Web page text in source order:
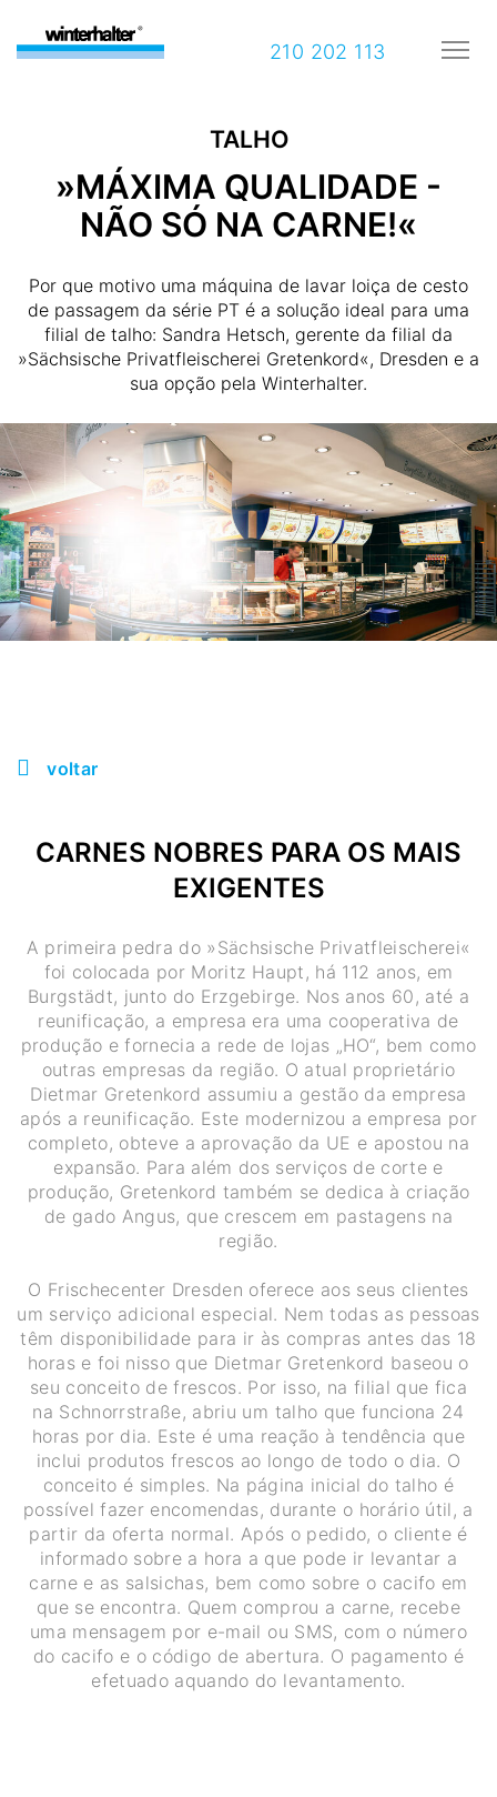
210 202 113
TALHO
»MÁXIMA QUALIDADE -
NÃO SÓ NA CARNE!«
Por que motivo uma máquina de lavar loiça de cesto
de passagem da série PT é a solução ideal para uma
filial de talho: Sandra Hetsch, gerente da filial da
»Sächsische Privatfleischerei Gretenkord«, Dresden e a
sua opção pela Winterhalter.
voltar
CARNES NOBRES PARA OS MAIS
EXIGENTES
A primeira pedra do »Sächsische Privatfleischerei«
foi colocada por Moritz Haupt, há 112 anos, em
Burgstädt, junto do Erzgebirge. Nos anos 60, até a
reunificação, a empresa era uma cooperativa de
produção e fornecia a rede de lojas „HO“, bem como
outras empresas da região. O atual proprietário
Dietmar Gretenkord assumiu a gestão da empresa
após a reunificação. Este modernizou a empresa por
completo, obteve a aprovação da UE e apostou na
expansão. Para além dos serviços de corte e
produção, Gretenkord também se dedica à criação
de gado Angus, que crescem em pastagens na
região.
O Frischecenter Dresden oferece aos seus clientes
um serviço adicional especial. Nem todas as pessoas
têm disponibilidade para ir às compras antes das 18
horas e foi nisso que Dietmar Gretenkord baseou o
seu conceito de frescos. Por isso, na filial que fica
na Schnorrstraße, abriu um talho que funciona 24
horas por dia. Este é uma reação à tendência que
inclui produtos frescos ao longo de todo o dia. O
conceito é simples. Na página inicial do talho é
possível fazer encomendas, durante o horário útil, a
partir da oferta normal. Após o pedido, o cliente é
informado sobre a hora a que pode ir levantar a
carne e as salsichas, bem como sobre o cacifo em
que se encontra. Quem comprou a carne, recebe
uma mensagem por e-mail ou SMS, com o número
do cacifo e o código de abertura. O pagamento é
efetuado aquando do levantamento.